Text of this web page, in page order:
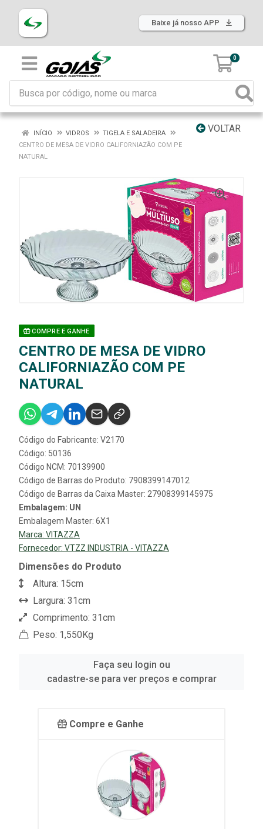
Baixe já nosso APP
0
VOLTAR
INÍCIO VIDROS
TIGELA E SALADEIRA
CENTRO DE MESA DE VIDRO CALIFORNIAZÃO COM PE
NATURAL
COMPRE E GANHE
CENTRO DE MESA DE VIDRO
CALIFORNIAZÃO COM PE
NATURAL
Código do Fabricante: V2170
Código: 50136
Código NCM: 70139900
Código de Barras do Produto: 7908399147012
Código de Barras da Caixa Master: 27908399145975
Embalagem: UN
Embalagem Master: 6X1
Marca: VITAZZA
Fornecedor: VTZZ INDUSTRIA - VITAZZA
Dimensões do Produto
Altura: 15cm
Largura: 31cm
Comprimento: 31cm
Peso: 1,550Kg
Faça seu login ou
cadastre-se para ver preços e comprar
Compre e Ganhe